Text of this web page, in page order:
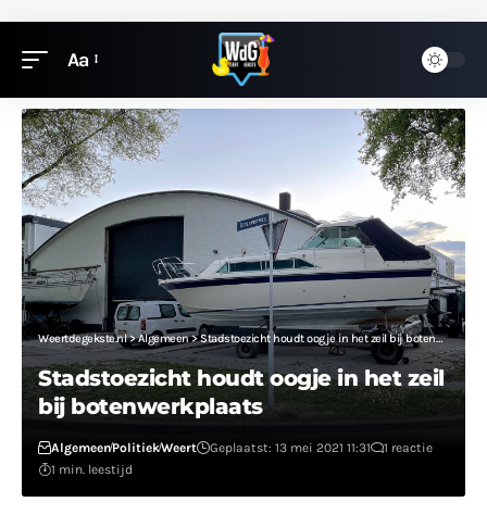
Aa
Weertdegekste.nl>Algemeen>Stadstoezicht houdt oogje in het zeil bij botenwerkplaats
Stadstoezicht houdt oogje in het zeil
bij botenwerkplaats
AlgemeenPolitiekWeert Geplaatst: 13 mei 2021 11:31
1 reactie
1 min. leestijd